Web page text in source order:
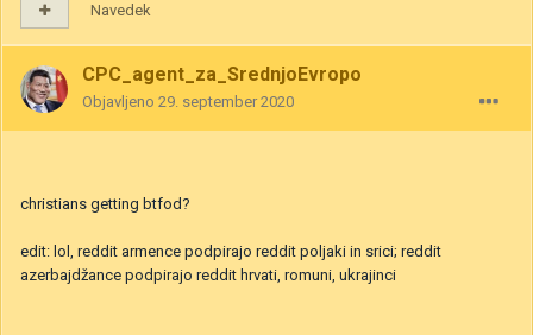
Navedek
CPC_agent_za_SrednjoEvropo
Objavljeno 29. september 2020
christians getting btfod?
edit: lol, reddit armence podpirajo reddit poljaki in srici; reddit
azerbajdžance podpirajo reddit hrvati, romuni, ukrajinci